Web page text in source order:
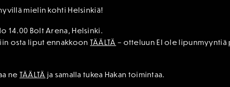
mielin kohti Helsinkiä!
14.00 Bolt Arena, Helsinki.
osta liput ennakkoon TÄÄLTÄ – otteluun EI ole
ne TÄÄLTÄ ja samalla tukea Hakan toimintaa.